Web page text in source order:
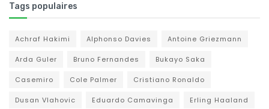
Tags populaires
Achraf Hakimi Alphonso Davies Antoine Griezmann
Arda Guler Bruno Fernandes Bukayo Saka
Casemiro Cole Palmer Cristiano Ronaldo
Dusan Vlahovic Eduardo Camavinga Erling Haaland